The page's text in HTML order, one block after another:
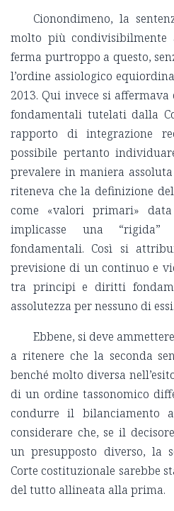
Cionondimeno, la
molto più condivisibilmente
ferma purtroppo a questo,
l’ordine assiologico
2013. Qui invece si
fondamentali tutelati dalla
rapporto di integrazione
possibile pertanto
prevalere in maniera
riteneva che la definizione
come «valori primari»
implicasse una
fondamentali. Così si
previsione di un continuo e
tra principi e diritti
assolutezza per nessuno di essi.
Ebbene, si deve
a ritenere che la seconda
benché molto diversa
di un ordine tassonomico
condurre il bilanciamento
considerare che, se il
un presupposto diverso, la
Corte costituzionale sarebbe
del tutto allineata alla prima.